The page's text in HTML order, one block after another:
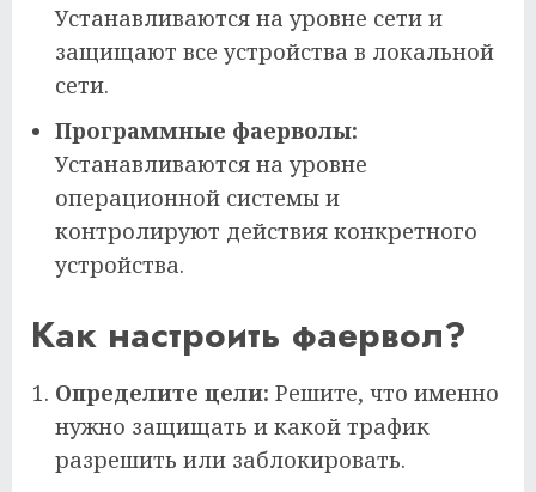
Устанавливаются на уровне сети и
защищают все устройства в локальной
сети.
Программные фаерволы:
Устанавливаются на уровне
операционной системы и
контролируют действия конкретного
устройства.
Как настроить фаервол?
Определите цели: Решите, что именно
нужно защищать и какой трафик
разрешить или заблокировать.